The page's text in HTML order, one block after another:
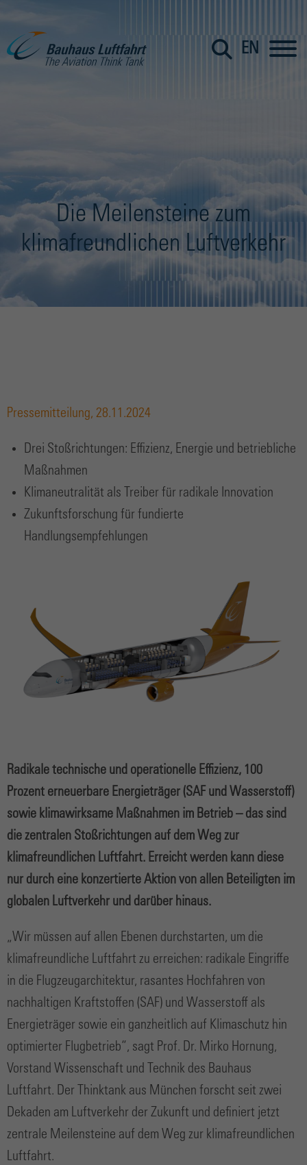
EN
Die Meilensteine zum
klimafreundlichen Luftverkehr
Pressemitteilung, 28.11.2024
Drei Stoßrichtungen: Effizienz, Energie und betriebliche
Maßnahmen
Klimaneutralität als Treiber für radikale Innovation
Zukunftsforschung für fundierte
Handlungsempfehlungen
Radikale technische und operationelle Effizienz, 100
Prozent erneuerbare Energieträger (SAF und Wasserstoff)
sowie klimawirksame Maßnahmen im Betrieb – das sind
die zentralen Stoßrichtungen auf dem Weg zur
klimafreundlichen Luftfahrt. Erreicht werden kann diese
nur durch eine konzertierte Aktion von allen Beteiligten im
globalen Luftverkehr und darüber hinaus.
„Wir müssen auf allen Ebenen durchstarten, um die
klimafreundliche Luftfahrt zu erreichen: radikale Eingriffe
in die Flugzeugarchitektur, rasantes Hochfahren von
nachhaltigen Kraftstoffen (SAF) und Wasserstoff als
Energieträger sowie ein ganzheitlich auf Klimaschutz hin
optimierter Flugbetrieb“, sagt Prof. Dr. Mirko Hornung,
Vorstand Wissenschaft und Technik des Bauhaus
Luftfahrt. Der Thinktank aus München forscht seit zwei
Dekaden am Luftverkehr der Zukunft und definiert jetzt
zentrale Meilensteine auf dem Weg zur klimafreundlichen
Luftfahrt.